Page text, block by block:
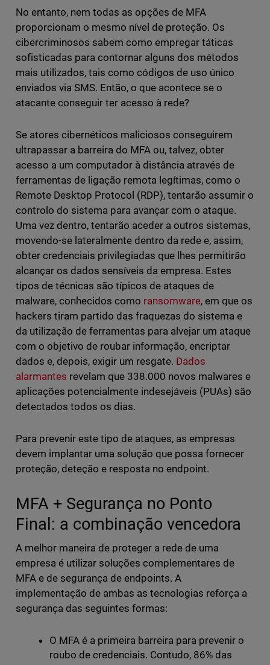
No entanto, nem todas as opções de MFA
proporcionam o mesmo nível de proteção. Os
cibercriminosos sabem como empregar táticas
sofisticadas para contornar alguns dos métodos
mais utilizados, tais como códigos de uso único
enviados via SMS. Então, o que acontece se o
atacante conseguir ter acesso à rede?
Se atores cibernéticos maliciosos conseguirem
ultrapassar a barreira do MFA ou, talvez, obter
acesso a um computador à distância através de
ferramentas de ligação remota legítimas, como o
Remote Desktop Protocol (RDP), tentarão assumir o
controlo do sistema para avançar com o ataque.
Uma vez dentro, tentarão aceder a outros sistemas,
movendo-se lateralmente dentro da rede e, assim,
obter credenciais privilegiadas que lhes permitirão
alcançar os dados sensíveis da empresa. Estes
tipos de técnicas são típicos de ataques de
malware, conhecidos como ransomware, em que os
hackers tiram partido das fraquezas do sistema e
da utilização de ferramentas para alvejar um ataque
com o objetivo de roubar informação, encriptar
dados e, depois, exigir um resgate. Dados
alarmantes revelam que 338.000 novos malwares e
aplicações potencialmente indesejáveis (PUAs) são
detectados todos os dias.
Para prevenir este tipo de ataques, as empresas
devem implantar uma solução que possa fornecer
proteção, deteção e resposta no endpoint.
MFA + Segurança no Ponto
Final: a combinação vencedora
A melhor maneira de proteger a rede de uma
empresa é utilizar soluções complementares de
MFA e de segurança de endpoints. A
implementação de ambas as tecnologias reforça a
segurança das seguintes formas:
O MFA é a primeira barreira para prevenir o
roubo de credenciais. Contudo, 86% das